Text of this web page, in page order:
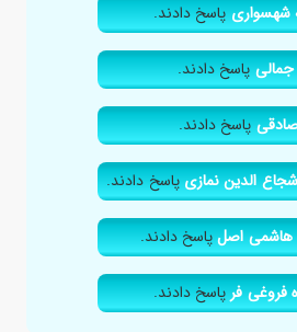
شهسواریپاسخ دادند.
جمالیپاسخ دادند.
صادقیپاسخ دادند.
الدین نمازیپاسخ دادند.
هاشمی اصلپاسخ دادند.
فروغی فرپاسخ دادند.